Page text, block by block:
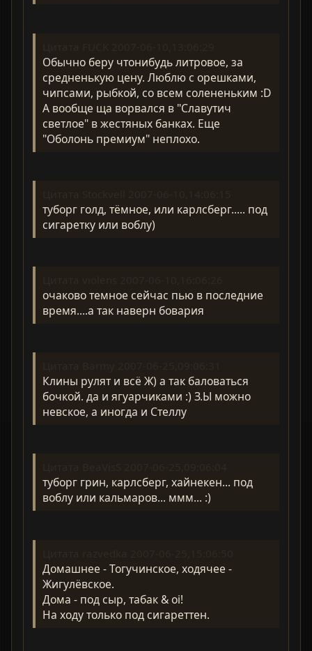
Обычно беру чтонибудь литровое, за
средненькую цену. Люблю с орешками,
чипсами, рыбкой, со всем солененьким :D
А вообще ща ворвался в "Славутич
светлое" в жестяных банках. Еще
"Оболонь премиум" неплохо.
туборг голд, тёмное, или карлсберг..... под
сигаретку или воблу)
очаково темное сейчас пью в последние
время....а так наверн бовария
Клины рулят и всё Ж) а так баловаться
бочкой. да и ягуарчиками :) З.Ы можно
невское, а иногда и Стеллу
туборг грин, карлсберг, хайнекен... под
воблу или кальмаров... ммм... :)
Домашнее - Тогучинское, ходячее -
Жигулёвское.
Дома - под сыр, табак & oi!
На ходу только под сигареттен.